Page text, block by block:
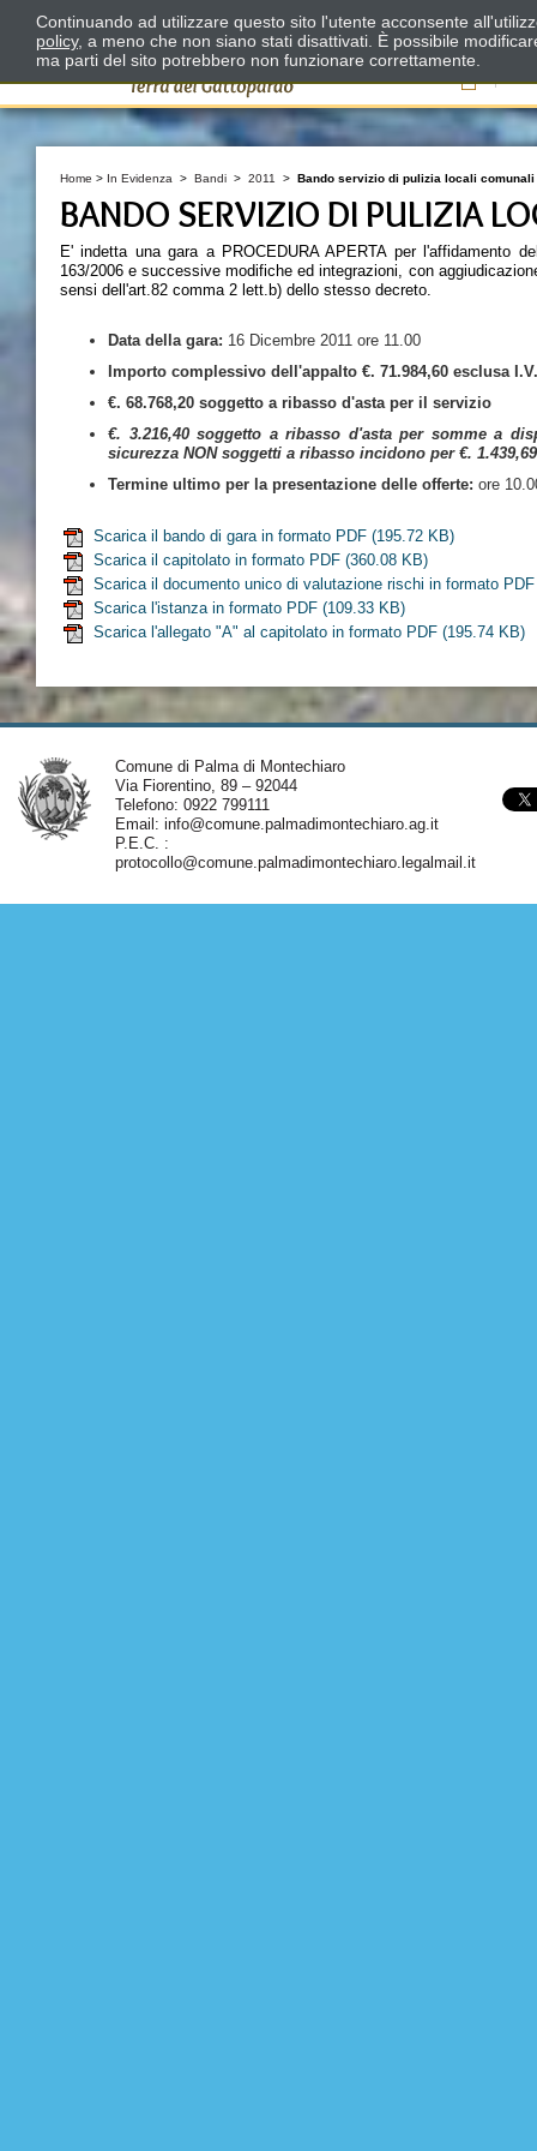
Il
Home > In Evidenza > Bandi > 2011 > Bando servizio di pulizia locali comunali
BANDO SERVIZIO DI PULIZIA
E' indetta una gara a PROCEDURA APERTA per
163/2006 e successive modifiche ed integrazioni, con
sensi dell'art.82 comma 2 lett.b) dello stesso decreto.
Data della gara: 16 Dicembre 2011 ore 11.00
Importo complessivo dell'appalto €. 71.984,60 esclusa
€. 68.768,20 soggetto a ribasso d'asta per il servizio
€. 3.216,40 soggetto a ribasso d'asta per somme a
sicurezza NON soggetti a ribasso incidono per €.
Termine ultimo per la presentazione delle offerte: ore
Scarica il bando di gara in formato PDF (195.72 KB)
Scarica il capitolato in formato PDF (360.08 KB)
Scarica il documento unico di valutazione rischi in formato PDF
Scarica l'istanza in formato PDF (109.33 KB)
Scarica l'allegato "A" al capitolato in formato PDF (195.74 KB)
Comune di Palma di Montechiaro
Via Fiorentino, 89 – 92044
Telefono: 0922 799111
Email: info@comune.palmadimontechiaro.ag.it
P.E.C. :
protocollo@comune.palmadimontechiaro.legalmail.it
Continuando ad utilizzare questo sito l'utente acconsente
policy, a meno che non siano stati disattivati. È possibile
ma parti del sito potrebbero non funzionare correttamente.